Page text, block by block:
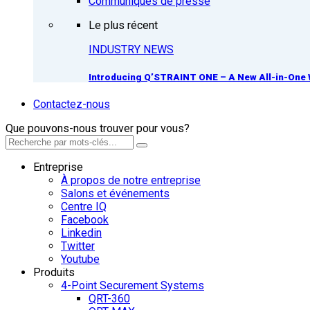
Le plus récent
INDUSTRY NEWS
Introducing Q’STRAINT ONE – A New All-in-
Contactez-nous
Que pouvons-nous trouver pour vous?
Entreprise
À propos de notre entreprise
Salons et événements
Centre IQ
Facebook
Linkedin
Twitter
Youtube
Produits
4-Point Securement Systems
QRT-360